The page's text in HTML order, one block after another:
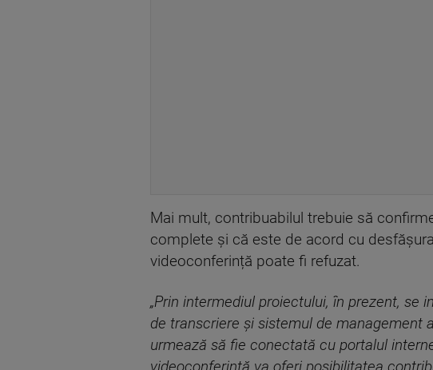
Mai mult, contribuabilul trebuie să
complete și că este de acord cu
videoconferință poate fi refuzat.
„Prin intermediul proiectului, în prezent, se
de transcriere și sistemul de management
urmează să fie conectată cu portalul